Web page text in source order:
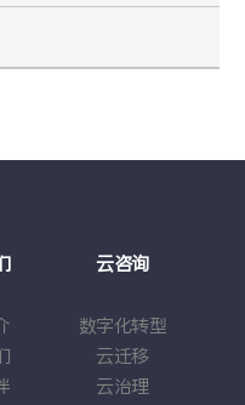
云咨询
数字化转型
云迁移
云治理